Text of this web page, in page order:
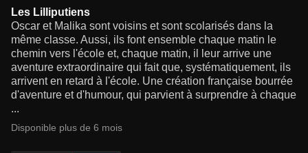
Les Lilliputiens
Oscar et Malika sont voisins et sont scolarisés dans la
même classe. Aussi, ils font ensemble chaque matin le
chemin vers l'école et, chaque matin, il leur arrive une
aventure extraordinaire qui fait que, systématiquement, ils
arrivent en retard à l'école. Une création française bourrée
d'aventure et d'humour, qui parvient à surprendre à chaque
...
Disponible plus de 6 mois